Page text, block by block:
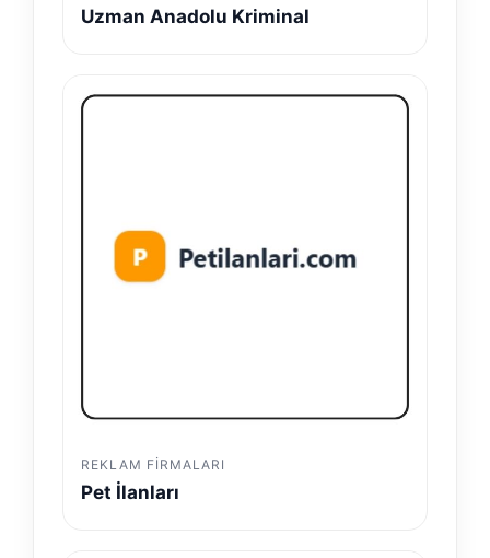
Uzman Anadolu Kriminal
REKLAM FIRMALARI
Pet İlanları